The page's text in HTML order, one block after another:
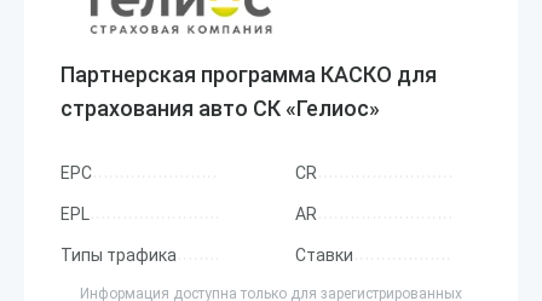
Партнерская программа КАСКО для
страхования авто СК «Гелиос»
EPC CR
EPL AR
Типы трафика Ставки
Информация доступна только для зарегистрированных